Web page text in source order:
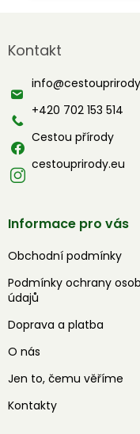
p
t
Kontakt
info@
+420 702 153 514
Cestou přírody
cestouprirody.eu
Informace pro vás
Obchodní podmínky
Podmínky ochrany
údajů
Doprava a platba
O nás
Jen to, čemu věříme
Kontakty